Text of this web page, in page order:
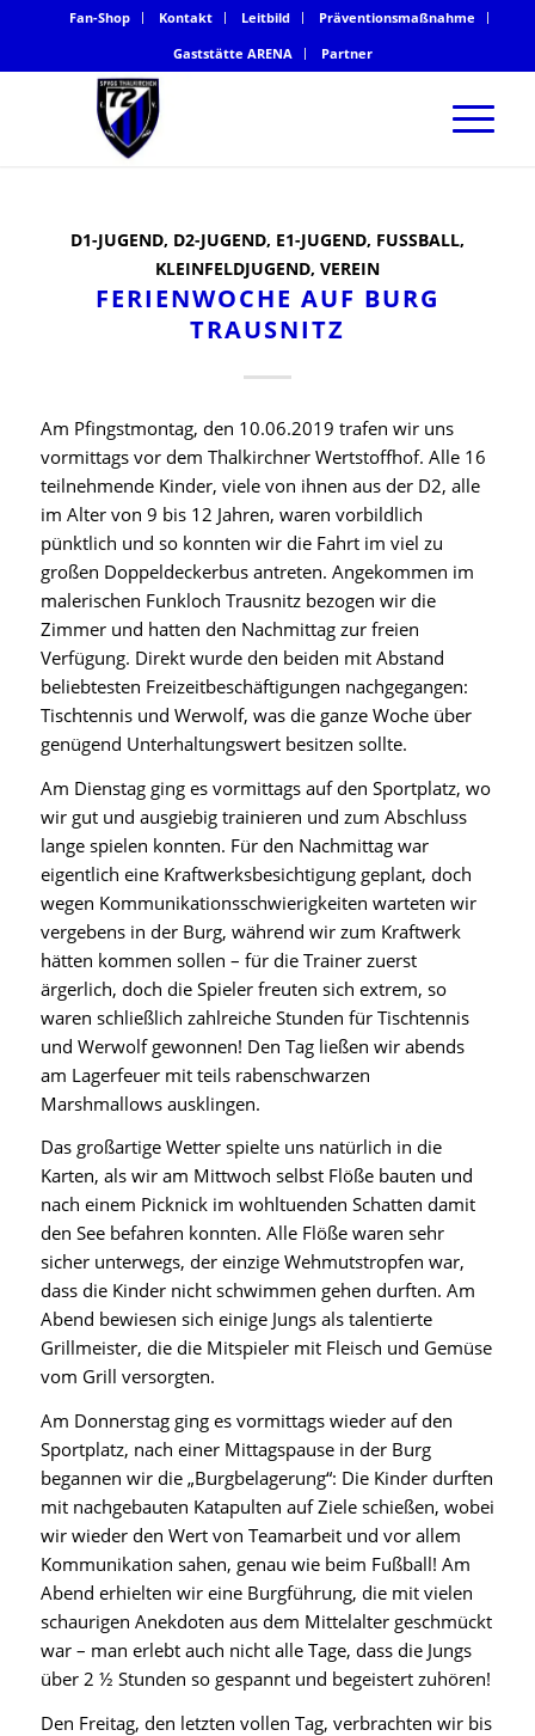
Fan-Shop Kontakt Leitbild
Präventionsmaßnahme
Gaststätte ARENA
Partner
D1-JUGEND, D2-JUGEND, E1-JUGEND, FUSSBALL ,
KLEINFELDJUGEND, VEREIN
FERIENWOCHE AUF BURG
TRAUSNITZ
Am Pfingstmontag, den 10.06.2019 trafen wir uns
vormittags vor dem Thalkirchner Wertstoffhof. Alle 16
teilnehmende Kinder, viele von ihnen aus der D2, alle
im Alter von 9 bis 12 Jahren, waren vorbildlich
pünktlich und so konnten wir die Fahrt im viel zu
großen Doppeldeckerbus antreten. Angekommen im
malerischen Funkloch Trausnitz bezogen wir die
Zimmer und hatten den Nachmittag zur freien
Verfügung. Direkt wurde den beiden mit Abstand
beliebtesten Freizeitbeschäftigungen nachgegangen:
Tischtennis und Werwolf, was die ganze Woche über
genügend Unterhaltungswert besitzen sollte.
Am Dienstag ging es vormittags auf den Sportplatz, wo
wir gut und ausgiebig trainieren und zum Abschluss
lange spielen konnten. Für den Nachmittag war
eigentlich eine Kraftwerksbesichtigung geplant, doch
wegen Kommunikationsschwierigkeiten warteten wir
vergebens in der Burg, während wir zum Kraftwerk
hätten kommen sollen – für die Trainer zuerst
ärgerlich, doch die Spieler freuten sich extrem, so
waren schließlich zahlreiche Stunden für Tischtennis
und Werwolf gewonnen! Den Tag ließen wir abends
am Lagerfeuer mit teils rabenschwarzen
Marshmallows ausklingen.
Das großartige Wetter spielte uns natürlich in die
Karten, als wir am Mittwoch selbst Flöße bauten und
nach einem Picknick im wohltuenden Schatten damit
den See befahren konnten. Alle Flöße waren sehr
sicher unterwegs, der einzige Wehmutstropfen war,
dass die Kinder nicht schwimmen gehen durften. Am
Abend bewiesen sich einige Jungs als talentierte
Grillmeister, die die Mitspieler mit Fleisch und Gemüse
vom Grill versorgten.
Am Donnerstag ging es vormittags wieder auf den
Sportplatz, nach einer Mittagspause in der Burg
begannen wir die „Burgbelagerung“: Die Kinder durften
mit nachgebauten Katapulten auf Ziele schießen, wobei
wir wieder den Wert von Teamarbeit und vor allem
Kommunikation sahen, genau wie beim Fußball! Am
Abend erhielten wir eine Burgführung, die mit vielen
schaurigen Anekdoten aus dem Mittelalter geschmückt
war – man erlebt auch nicht alle Tage, dass die Jungs
über 2 ½ Stunden so gespannt und begeistert zuhören!
Den Freitag, den letzten vollen Tag, verbrachten wir bis